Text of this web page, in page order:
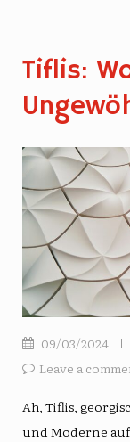
Tiflis:
09/03/2024
Leave a
Ah, Tiflis,
und Moderne